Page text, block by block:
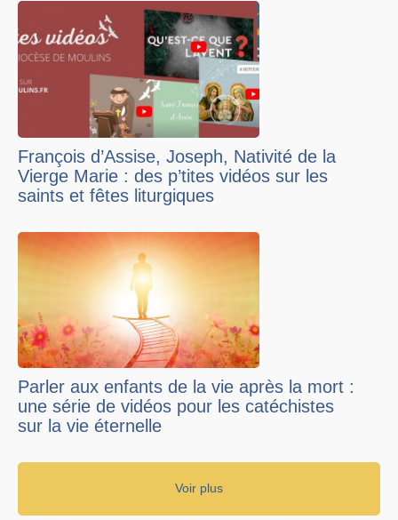
François d’Assise, Joseph, Nativité de la
Vierge Marie : des p’tites vidéos sur les
saints et fêtes liturgiques
Parler aux enfants de la vie après la mort :
une série de vidéos pour les catéchistes
sur la vie éternelle
Voir plus